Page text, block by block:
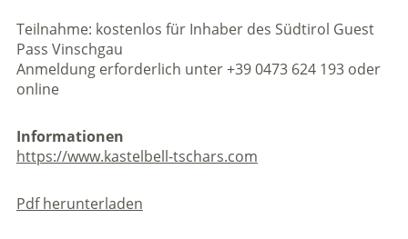
Teilnahme: kostenlos für Inhaber des Südtirol Guest
Pass Vinschgau
Anmeldung erforderlich unter +39 0473 624 193 oder
online
Informationen
https://www.kastelbell-tschars.com
Pdf herunterladen